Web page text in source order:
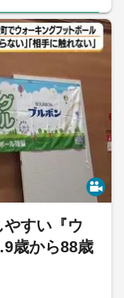
すい『ウ
歳から88歳